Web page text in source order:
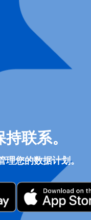
supports eSIM
activation. They
that you can scan or
enjoy the benefits of
联系。
您的数据计划。